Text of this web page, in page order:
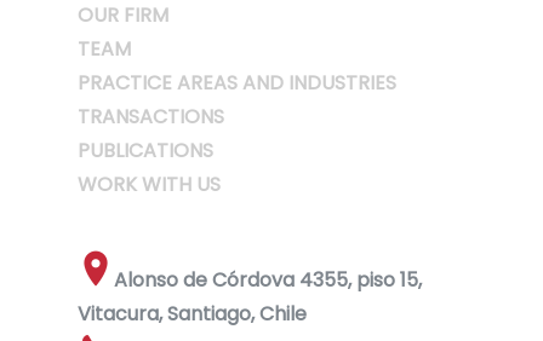
OUR FIRM
TEAM
PRACTICE AREAS AND INDUSTRIES
TRANSACTIONS
PUBLICATIONS
WORK WITH US
Alonso de Córdova 4355, piso 15,
Vitacura, Santiago, Chile